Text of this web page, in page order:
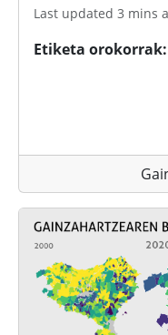
Last updated 3 mins
Etiketa orokorrak